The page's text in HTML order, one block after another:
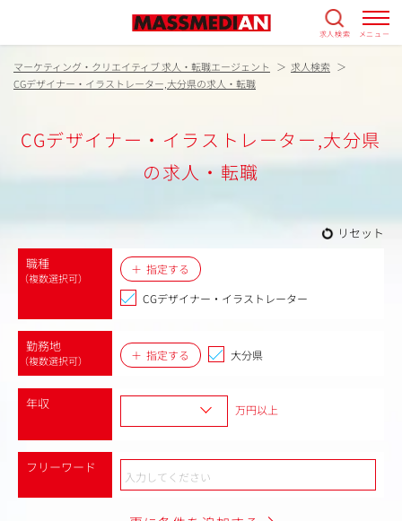
求人検索 メニュー
マーケティング・クリエイティブ 求人・転職エージェント
求人検索
CGデザイナー・イラストレーター,大分県の求人・転職
CGデザイナー・イラストレーター,大分県
の求人・転職
リセット
職種
（複数選択可）
指定する
CGデザイナー・イラストレーター
勤務地
（複数選択可） 指定する 大分県
年収 万円以上
フリーワード